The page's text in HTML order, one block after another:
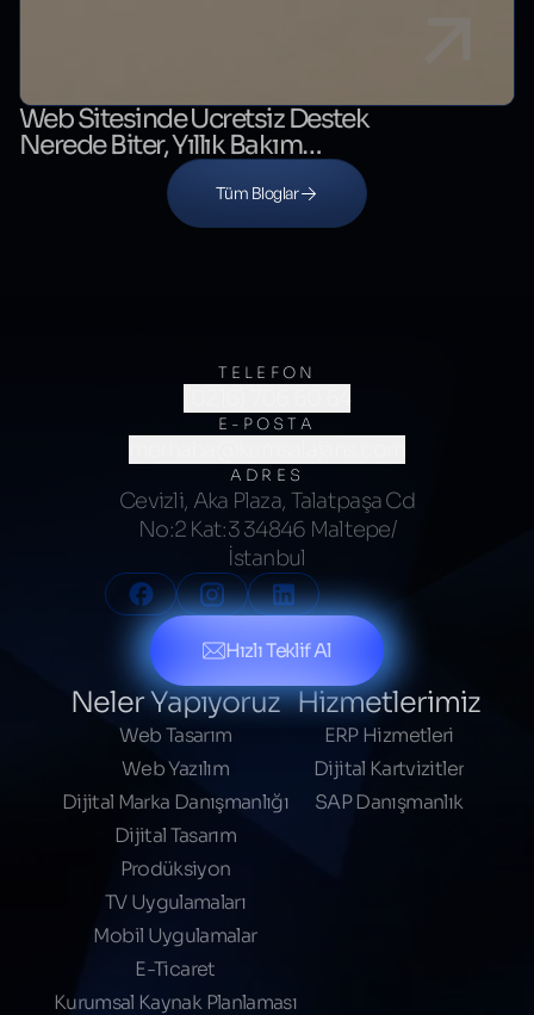
Web Sitesinde Ücretsiz Destek
Nerede Biter, Yıllık Bakım
Nerede Başlar?
Tüm Bloglar
TELEFON
(0216) 706 60 64
E-POSTA
ADRES
Cevizli, Aka Plaza, Talatpaşa Cd
No:2 Kat:3 34846 Maltepe/
İstanbul
Hızlı Teklif Al
Neler Yapıyoruz
Web Tasarım
Web Yazılım
Dijital Marka Danışmanlığı
Dijital Tasarım
Prodüksiyon
TV Uygulamaları
Mobil Uygulamalar
E-Ticaret
Kurumsal Kaynak Planlaması
Hizmetlerimiz
ERP Hizmetleri
Dijital Kartvizitler
SAP Danışmanlık